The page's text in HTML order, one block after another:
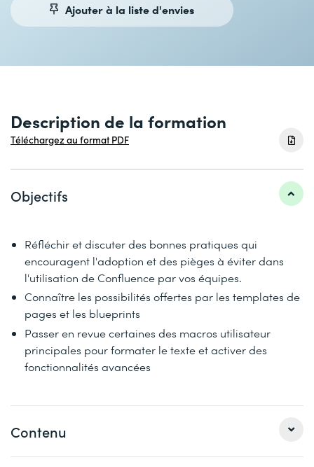
Ajouter à la liste d'envies
Description de la formation
Téléchargez au format PDF
Objectifs
Réfléchir et discuter des bonnes pratiques qui
encouragent l'adoption et des pièges à éviter dans
l'utilisation de Confluence par vos équipes.
Connaître les possibilités offertes par les templates de
pages et les blueprints
Passer en revue certaines des macros utilisateur
principales pour formater le texte et activer des
fonctionnalités avancées
Contenu